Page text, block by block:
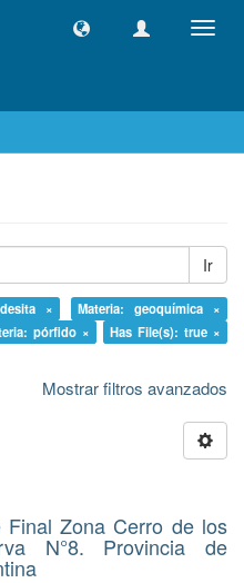
Ir
×
Materia: geoquímica ×
pórfido ×
Has File(s): true ×
Mostrar filtros avanzados
Final Zona Cerro de los
N°8. Provincia de